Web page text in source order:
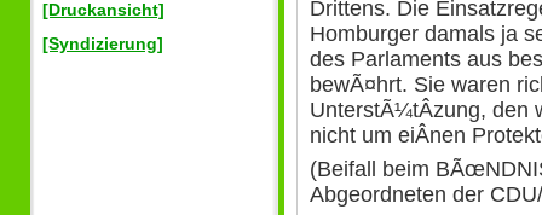
[Druckansicht]
[Syndizierung]
Drittens. Die
Homburger damals ja
des Parlaments aus
bewÃ¤hrt. Sie waren
UnterstÃ¼tÂ­zung, den
nicht um eiÂ­nen
(Beifall beim
Abgeordneten der